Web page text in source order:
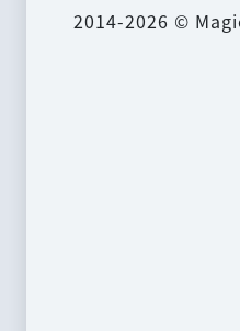
2014-2026 ©